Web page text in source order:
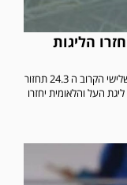
הליגות
לפני מספר דקות הודיעה ההתאחדות לכדורגל שיום שלישי הקרוב ה 24.3 תחזור
השלמה של המחזור ה 25, כאשר ליגת העל והלאומית יחזרו